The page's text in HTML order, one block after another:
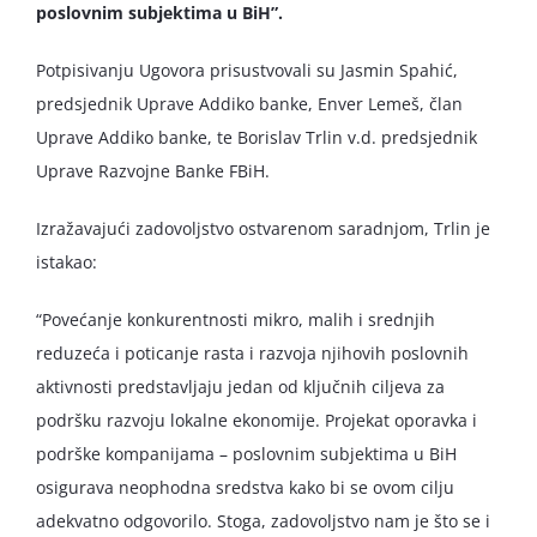
poslovnim subjektima u BiH”.
Potpisivanju Ugovora prisustvovali su Jasmin Spahić,
predsjednik Uprave Addiko banke, Enver Lemeš, član
Uprave Addiko banke, te Borislav Trlin v.d. predsjednik
Uprave Razvojne Banke FBiH.
Izražavajući zadovoljstvo ostvarenom saradnjom, Trlin je
istakao:
“Povećanje konkurentnosti mikro, malih i srednjih
reduzeća i poticanje rasta i razvoja njihovih poslovnih
aktivnosti predstavljaju jedan od ključnih ciljeva za
podršku razvoju lokalne ekonomije. Projekat oporavka i
podrške kompanijama – poslovnim subjektima u BiH
osigurava neophodna sredstva kako bi se ovom cilju
adekvatno odgovorilo. Stoga, zadovoljstvo nam je što se i